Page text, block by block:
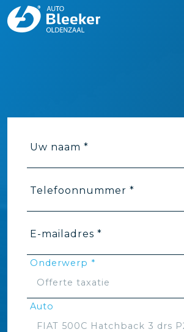
Uw naam *
Telefoonnummer *
E-mailadres *
Onderwerp *
Auto